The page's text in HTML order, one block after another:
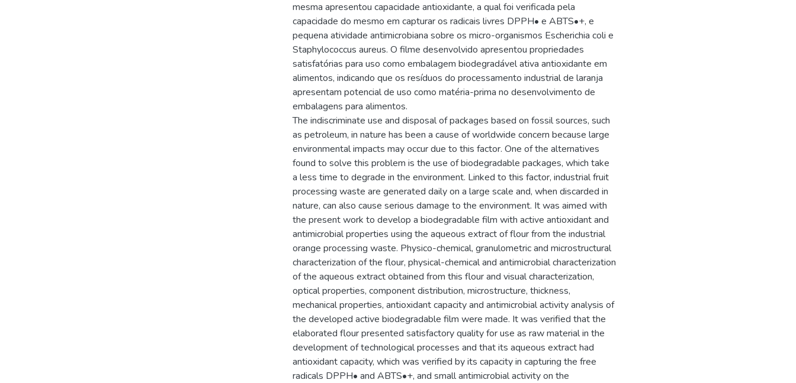
mesma apresentou capacidade antioxidante, a qual foi verificada pela
capacidade do mesmo em capturar os radicais livres DPPH• e ABTS•+, e
pequena atividade antimicrobiana sobre os micro-organismos Escherichia coli e
Staphylococcus aureus. O filme desenvolvido apresentou propriedades
satisfatórias para uso como embalagem biodegradável ativa antioxidante em
alimentos, indicando que os resíduos do processamento industrial de laranja
apresentam potencial de uso como matéria-prima no desenvolvimento de
embalagens para alimentos.
The indiscriminate use and disposal of packages based on fossil sources, such
as petroleum, in nature has been a cause of worldwide concern because large
environmental impacts may occur due to this factor. One of the alternatives
found to solve this problem is the use of biodegradable packages, which take
a less time to degrade in the environment. Linked to this factor, industrial fruit
processing waste are generated daily on a large scale and, when discarded in
nature, can also cause serious damage to the environment. It was aimed with
the present work to develop a biodegradable film with active antioxidant and
antimicrobial properties using the aqueous extract of flour from the industrial
orange processing waste. Physico-chemical, granulometric and microstructural
characterization of the flour, physical-chemical and antimicrobial characterization
of the aqueous extract obtained from this flour and visual characterization,
optical properties, component distribution, microstructure, thickness,
mechanical properties, antioxidant capacity and antimicrobial activity analysis of
the developed active biodegradable film were made. It was verified that the
elaborated flour presented satisfactory quality for use as raw material in the
development of technological processes and that its aqueous extract had
antioxidant capacity, which was verified by its capacity in capturing the free
radicals DPPH• and ABTS•+, and small antimicrobial activity on the